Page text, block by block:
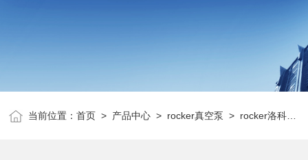
当前位置：首页 > 产品中心 > rocker真空泵 > rocker洛科无油真空泵